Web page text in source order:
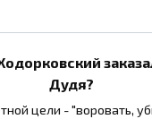
Дудя?
цели - "воровать,